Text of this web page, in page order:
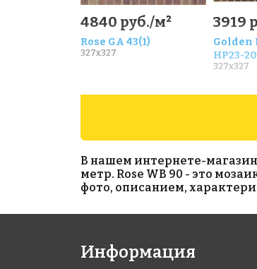
4840 руб./м²
Rose GA 43(1)
327x327
3919
Golden
HP23-20
327x327
4388 руб./м²
Rose CA 17(1)
В нашем интернете-
метр. Rose WB 90 - это
фото, описанием,
Информация